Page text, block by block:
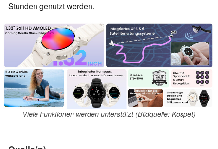
Stunden genutzt werden.
Viele Funktionen werden unterstützt (Bildquelle: Kospet)